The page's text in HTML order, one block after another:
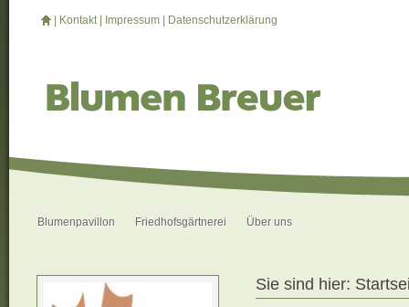
Kontakt| Impressum Datenschutzerklärung
Blumenpavillon Friedhofsgärtnerei Über uns
Sie sind hier: